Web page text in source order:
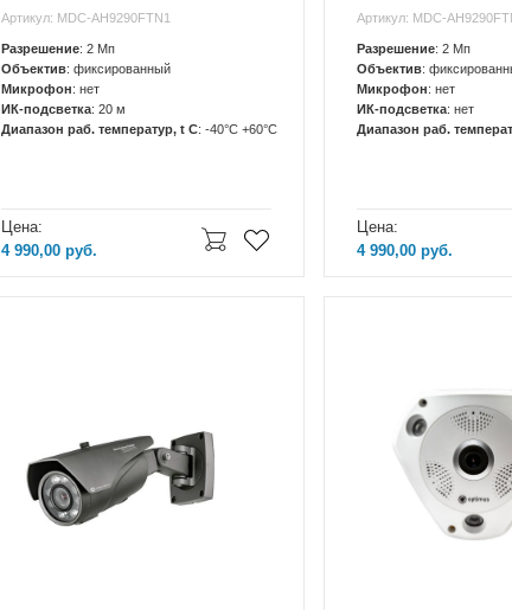
Артикул: MDC-AH9290FTN1
Разрешение: 2 Мп
Объектив: фиксированный
Микрофон: нет
ИК-подсветка: 20 м
Диапазон раб. температур, t C: -40°C +60°C
Цена:
4 990,00 руб.
Артикул: MDC-
Разрешение: 2 Мп
Объектив:
Микрофон: нет
ИК-подсветка: нет
Диапазон раб.
Цена:
4 990,00руб.